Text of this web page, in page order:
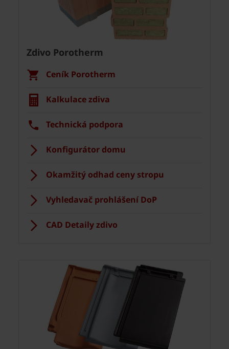
Zdivo Porotherm
Ceník Porotherm
Kalkulace zdiva
Technická podpora
Konfigurátor domu
Okamžitý odhad ceny stropu
Vyhledavač prohlášení DoP
CAD Detaily zdivo